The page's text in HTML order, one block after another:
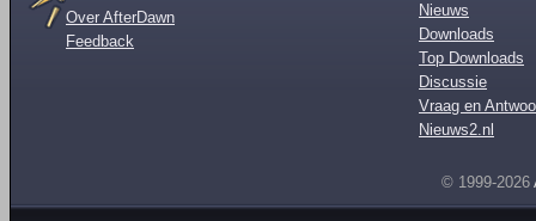
Over AfterDawn
Feedback
Nieuws
Downloads
Top Downloads
Discussie
Vraag en
Nieuws2.nl
© 1999-2026